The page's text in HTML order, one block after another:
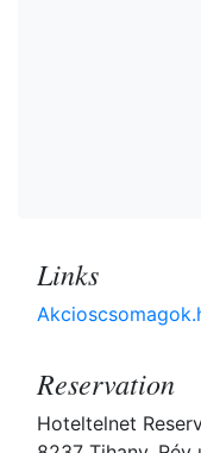
Links
Reservation
Hoteltelnet